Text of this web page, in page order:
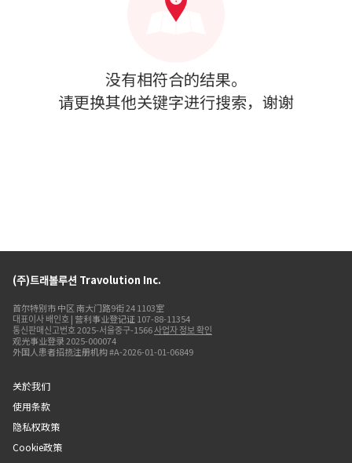
没有相符合的结果。
请更换其他关键字进行搜索，谢谢
(주)트래볼루션 Travolution Inc.
首尔特别市 中区 南大门路9街 24 1103室
대표이사 배인호 | 营利事业登记证 107-88-11354
통신판매신고번호 2025-서울중구-1566사업자 정보 확인
观光事业登录 2025-000074
外国人患者招揽注册机构 #A-2026-01-01-06849
关於我们
使用条款
隐私权政策
Cookie政策